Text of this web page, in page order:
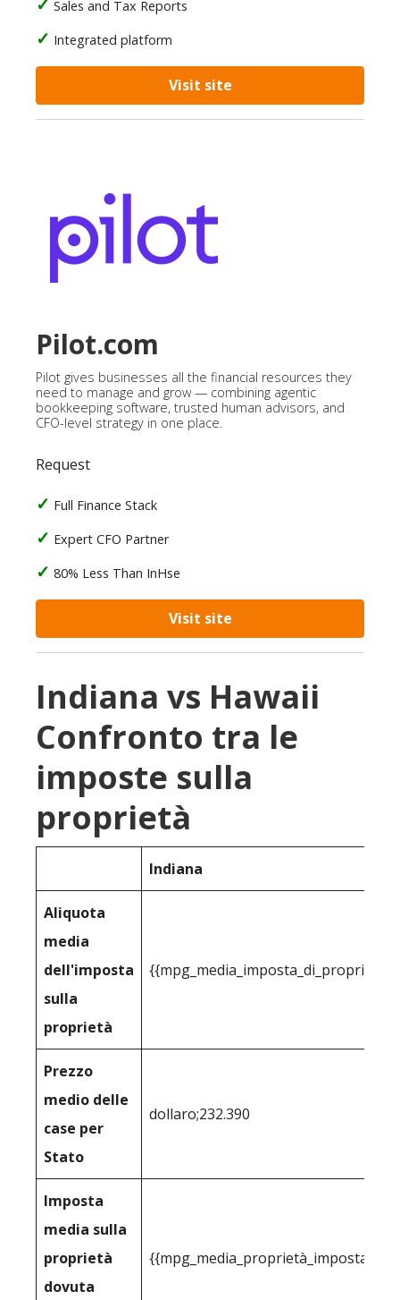
Sales and Tax Reports
Integrated platform
Visit site
Pilot.com
Pilot gives businesses all the financial resources they
need to manage and grow — combining agentic
bookkeeping software, trusted human advisors, and
CFO-level strategy in one place.
Request
Full Finance Stack
Expert CFO Partner
80% Less Than InHse
Visit site
Indiana vs Hawaii
Confronto tra le
imposte sulla
proprietà
Indiana
Aliquota
media
dell'imposta
sulla
proprietà
Prezzo
medio delle
case per
Stato
dollaro;232.390
Imposta
media sulla
proprietà
dovuta